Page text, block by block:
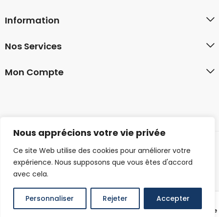
Nous apprécions votre vie privée
Ce site Web utilise des cookies pour améliorer votre
expérience. Nous supposons que vous êtes d'accord
avec cela.
Personnaliser Rejeter Accepter
Information
Nos Services
Mon Compte
© 2026 familyshirt.co. Tous droits réservés.
Produits Sidebar Panier Mon compte